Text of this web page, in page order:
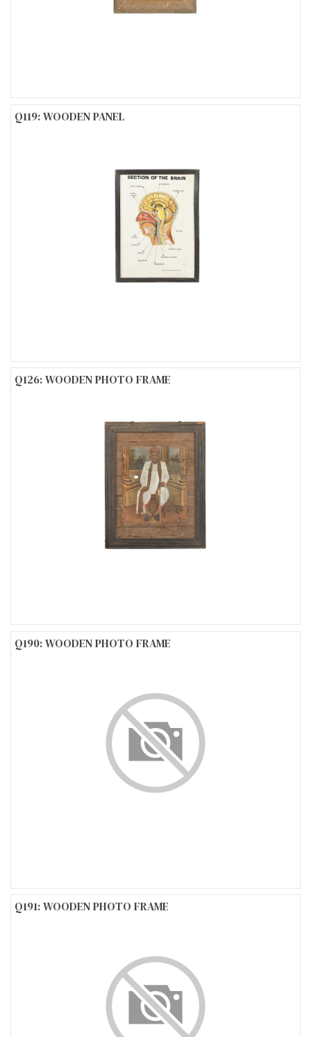
Q119: WOODEN PANEL
Q126: WOODEN PHOTO FRAME
Q190: WOODEN PHOTO FRAME
Q191: WOODEN PHOTO FRAME